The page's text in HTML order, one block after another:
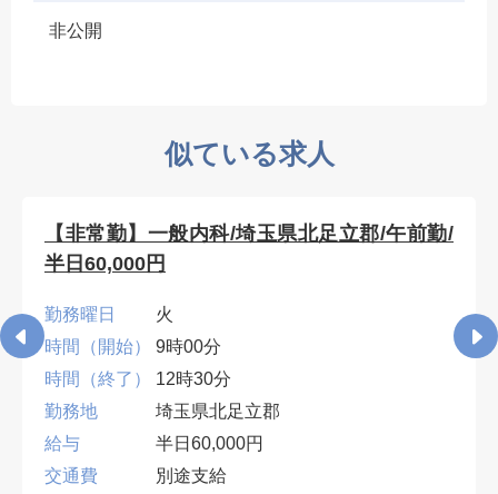
非公開
似ている求人
【非常勤】一般内科/埼玉県北足立郡/午前勤/
半日60,000円
勤務曜日
火
時間（開始）
9時00分
時間（終了）
12時30分
勤務地
埼玉県北足立郡
給与
半日60,000円
交通費
別途支給